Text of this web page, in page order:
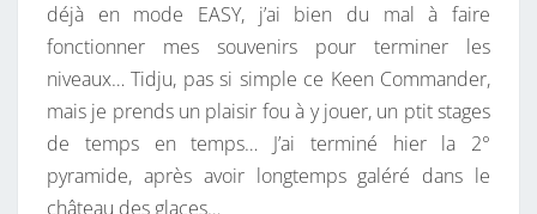
déjà en mode EASY, j’ai bien du mal à faire
fonctionner mes souvenirs pour terminer les
niveaux… Tidju, pas si simple ce Keen Commander,
mais je prends un plaisir fou à y jouer, un ptit stages
de temps en temps… J’ai terminé hier la 2°
pyramide, après avoir longtemps galéré dans le
château des glaces…